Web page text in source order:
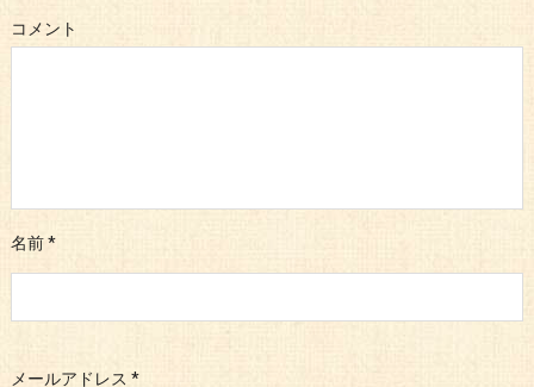
コメント
名前*
メールアドレス *